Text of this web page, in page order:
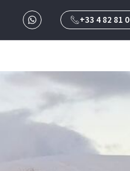
+33 4 82 81